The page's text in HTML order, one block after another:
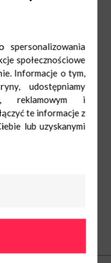
spersonalizowania
społecznościowe
Informacje o tym,
udostępniamy
reklamowym i
te informacje z
lub uzyskanymi